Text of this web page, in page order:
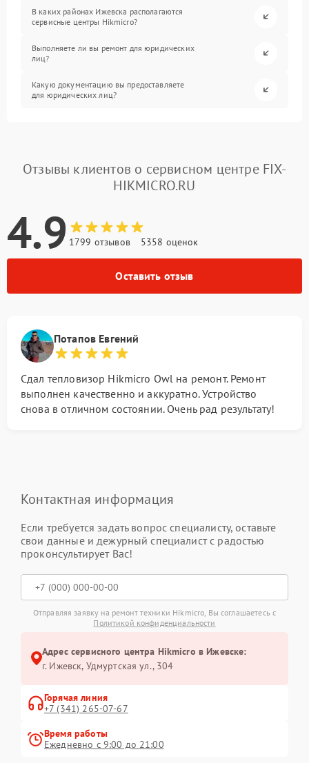
В каких районах Ижевска располагаются
сервисные центры Hikmicro?
Выполняете ли вы ремонт для юридических
лиц?
Какую документацию вы предоставляете
для юридических лиц?
Отзывы клиентов о сервисном центре FIX-
HIKMICRO.RU
4.9 1799 отзывов 5358 оценок
Оставить отзыв
Потапов Евгений
Сдал тепловизор Hikmicro Owl на ремонт. Ремонт
выполнен качественно и аккуратно. Устройство
снова в отличном состоянии. Очень рад результату!
Контактная информация
Если требуется задать вопрос специалисту, оставьте
свои данные и дежурный специалист с радостью
проконсультирует Вас!
Отправляя заявку на ремонт техники Hikmicro, Вы соглашаетесь с
Политикой конфиденциальности
Адрес сервисного центра Hikmicro в Ижевске:
г. Ижевск, Удмуртская ул., 304
Горячая линия
+7 (341) 265-07-67
Время работы
Ежедневно с 9:00 до 21:00